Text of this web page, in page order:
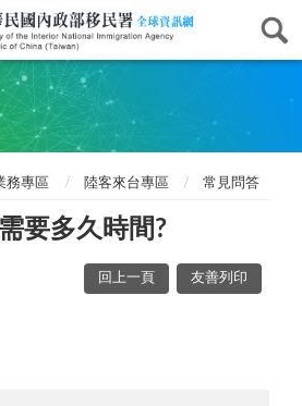
務專區 陸客來台專區 常見問答
要多久時間?
回上一頁 友善列印